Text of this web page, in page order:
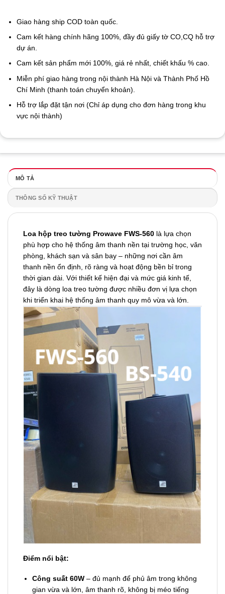
Giao hàng ship COD toàn quốc.
Cam kết hàng chính hãng 100%, đầy đủ giấy tờ CO,CQ hỗ trợ
dự án.
Cam kết sản phẩm mới 100%, giá rẻ nhất, chiết khấu % cao.
Miễn phí giao hàng trong nội thành Hà Nội và Thành Phố Hồ
Chí Minh (thanh toán chuyển khoản).
Hỗ trợ lắp đặt tận nơi (Chỉ áp dụng cho đơn hàng trong khu
vực nội thành)
MÔ TẢ
THÔNG SỐ KỸ THUẬT
Loa hộp treo tường Prowave FWS-560 là lựa chọn
phù hợp cho hệ thống âm thanh nền tại trường học, văn
phòng, khách sạn và sân bay – những nơi cần âm
thanh nền ổn định, rõ ràng và hoạt động bền bỉ trong
thời gian dài. Với thiết kế hiện đại và mức giá kinh tế,
đây là dòng loa treo tường được nhiều đơn vị lựa chọn
khi triển khai hệ thống âm thanh quy mô vừa và lớn.
Điểm nổi bật:
Công suất 60W – đủ mạnh để phủ âm trong không
gian vừa và lớn, âm thanh rõ, không bị méo tiếng